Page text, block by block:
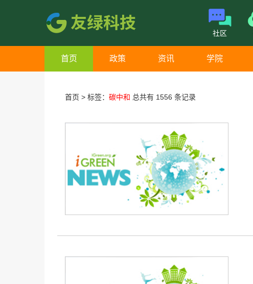
社区
首页 政策 资讯 学院
首页 > 标签： 碳中和 总共有 1556 条记录